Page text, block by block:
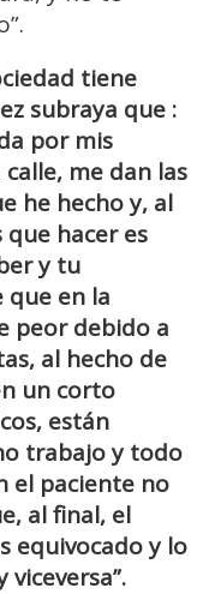
tiene
subraya que :
por mis
me dan las
he hecho y, al
hacer es
y tu
que en la
peor debido a
al hecho de
un corto
están
trabajo y todo
el paciente no
al final, el
equivocado y lo